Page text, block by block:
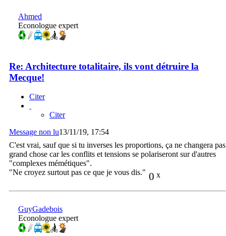
Ahmed
Econologue expert
Re: Architecture totalitaire, ils vont détruire la
Mecque!
Citer
Citer
Message non lu13/11/19, 17:54
C'est vrai, sauf que si tu inverses les proportions, ça ne changera pas
grand chose car les conflits et tensions se polariseront sur d'autres
"complexes mémétiques".
0 x
"Ne croyez surtout pas ce que je vous dis."
GuyGadebois
Econologue expert